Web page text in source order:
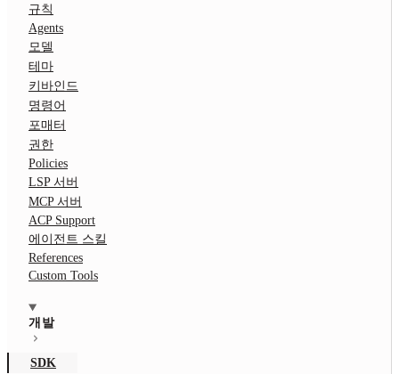
규칙
Agents
모델
테마
키바인드
명령어
포매터
권한
Policies
LSP 서버
MCP 서버
ACP Support
에이전트 스킬
References
Custom Tools
개발
SDK